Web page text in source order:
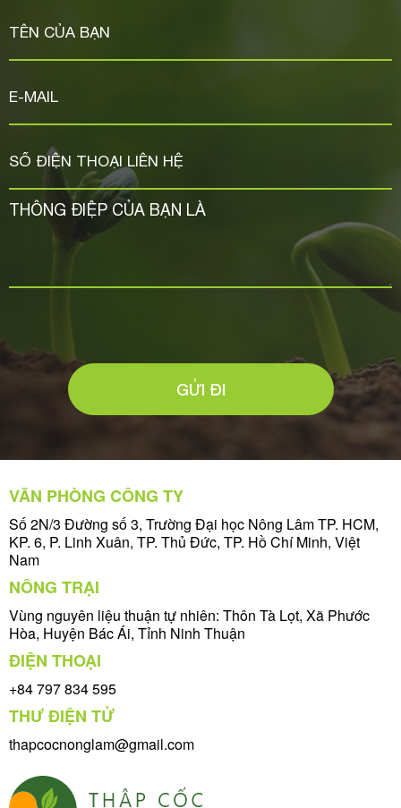
GỬI ĐI
VĂN PHÒNG CÔNG TY
Số 2N/3 Đường số 3, Trường Đại học Nông Lâm TP. HCM,
KP. 6, P. Linh Xuân, TP. Thủ Đức, TP. Hồ Chí Minh, Việt
Nam
NÔNG TRẠI
Vùng nguyên liệu thuận tự nhiên: Thôn Tà Lọt, Xã Phước
Hòa, Huyện Bác Ái, Tỉnh Ninh Thuận
ĐIỆN THOẠI
+84 797 834 595
THƯ ĐIỆN TỬ
thapcocnonglam@gmail.com